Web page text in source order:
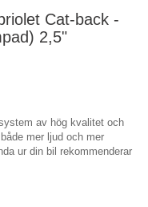
Cat-back -
2,5"
av hög kvalitet och
mer ljud och mer
ur din bil rekommenderar